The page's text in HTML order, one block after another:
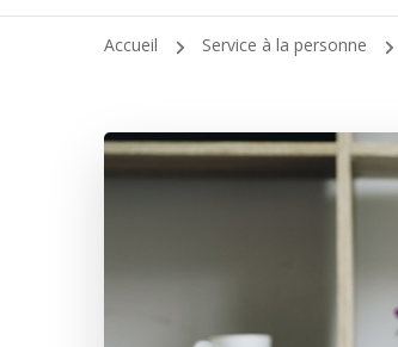
Accueil Service à la personne